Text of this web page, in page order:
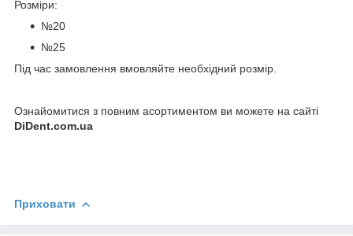
Розміри:
№20
№25
Під час замовлення вмовляйте необхідний розмір.
Ознайомитися з повним асортиментом ви можете на сайті
DiDent.com.ua
Приховати